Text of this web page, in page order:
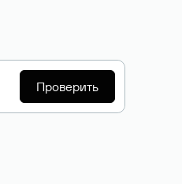
Проверить